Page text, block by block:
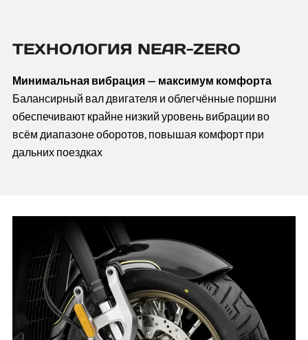
ТЕХНОЛОГИЯ NEAR-ZERO
Минимальная вибрация — максимум комфорта
Балансирный вал двигателя и облегчённые поршни
обеспечивают крайне низкий уровень вибрации во
всём диапазоне оборотов, повышая комфорт при
дальних поездках